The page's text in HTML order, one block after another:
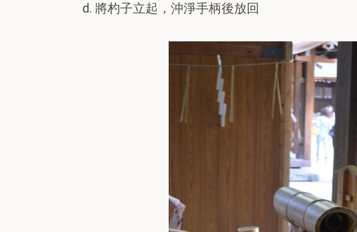
d. 將杓子立起，沖淨手柄後放回